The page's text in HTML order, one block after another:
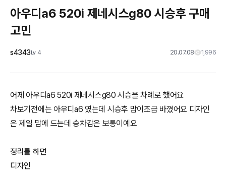
아우디a6 520i 제네시스g80 시승후 구매
고민
s4343Lv4 20.07.08 1,996
어제 아우디a6 520i 제네시스g80 시승을 차례로 했어요
차보기전에는 아우디a6 였는데 시승후 맘이조금 바꼈어요 디자인
은 제일 맘에 드는데 승차감은 보통이예요
정리를 하면
디자인